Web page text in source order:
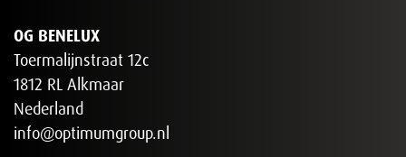
OG BENELUX
Toermalijnstraat 12c
1812 RL Alkmaar
Nederland
info@optimumgroup.nl